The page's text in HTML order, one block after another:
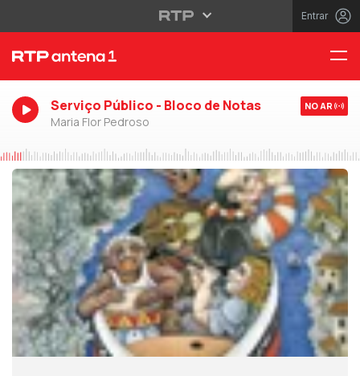
Entrar
Serviço Público - Bloco de Notas
Maria Flor Pedroso
NO AR